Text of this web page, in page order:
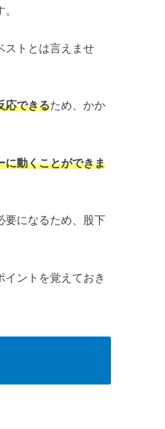
ストとは言えませ
応できるため、かか
に動くことができま
要になるため、股下
ントを覚えておき